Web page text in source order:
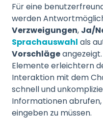
Für eine
werden
Verzweigungen, Ja/
Sprachauswahl als
Vorschläge
Elemente erleichtern
Interaktion mit dem
schnell und
Informationen
eingeben zu müssen.